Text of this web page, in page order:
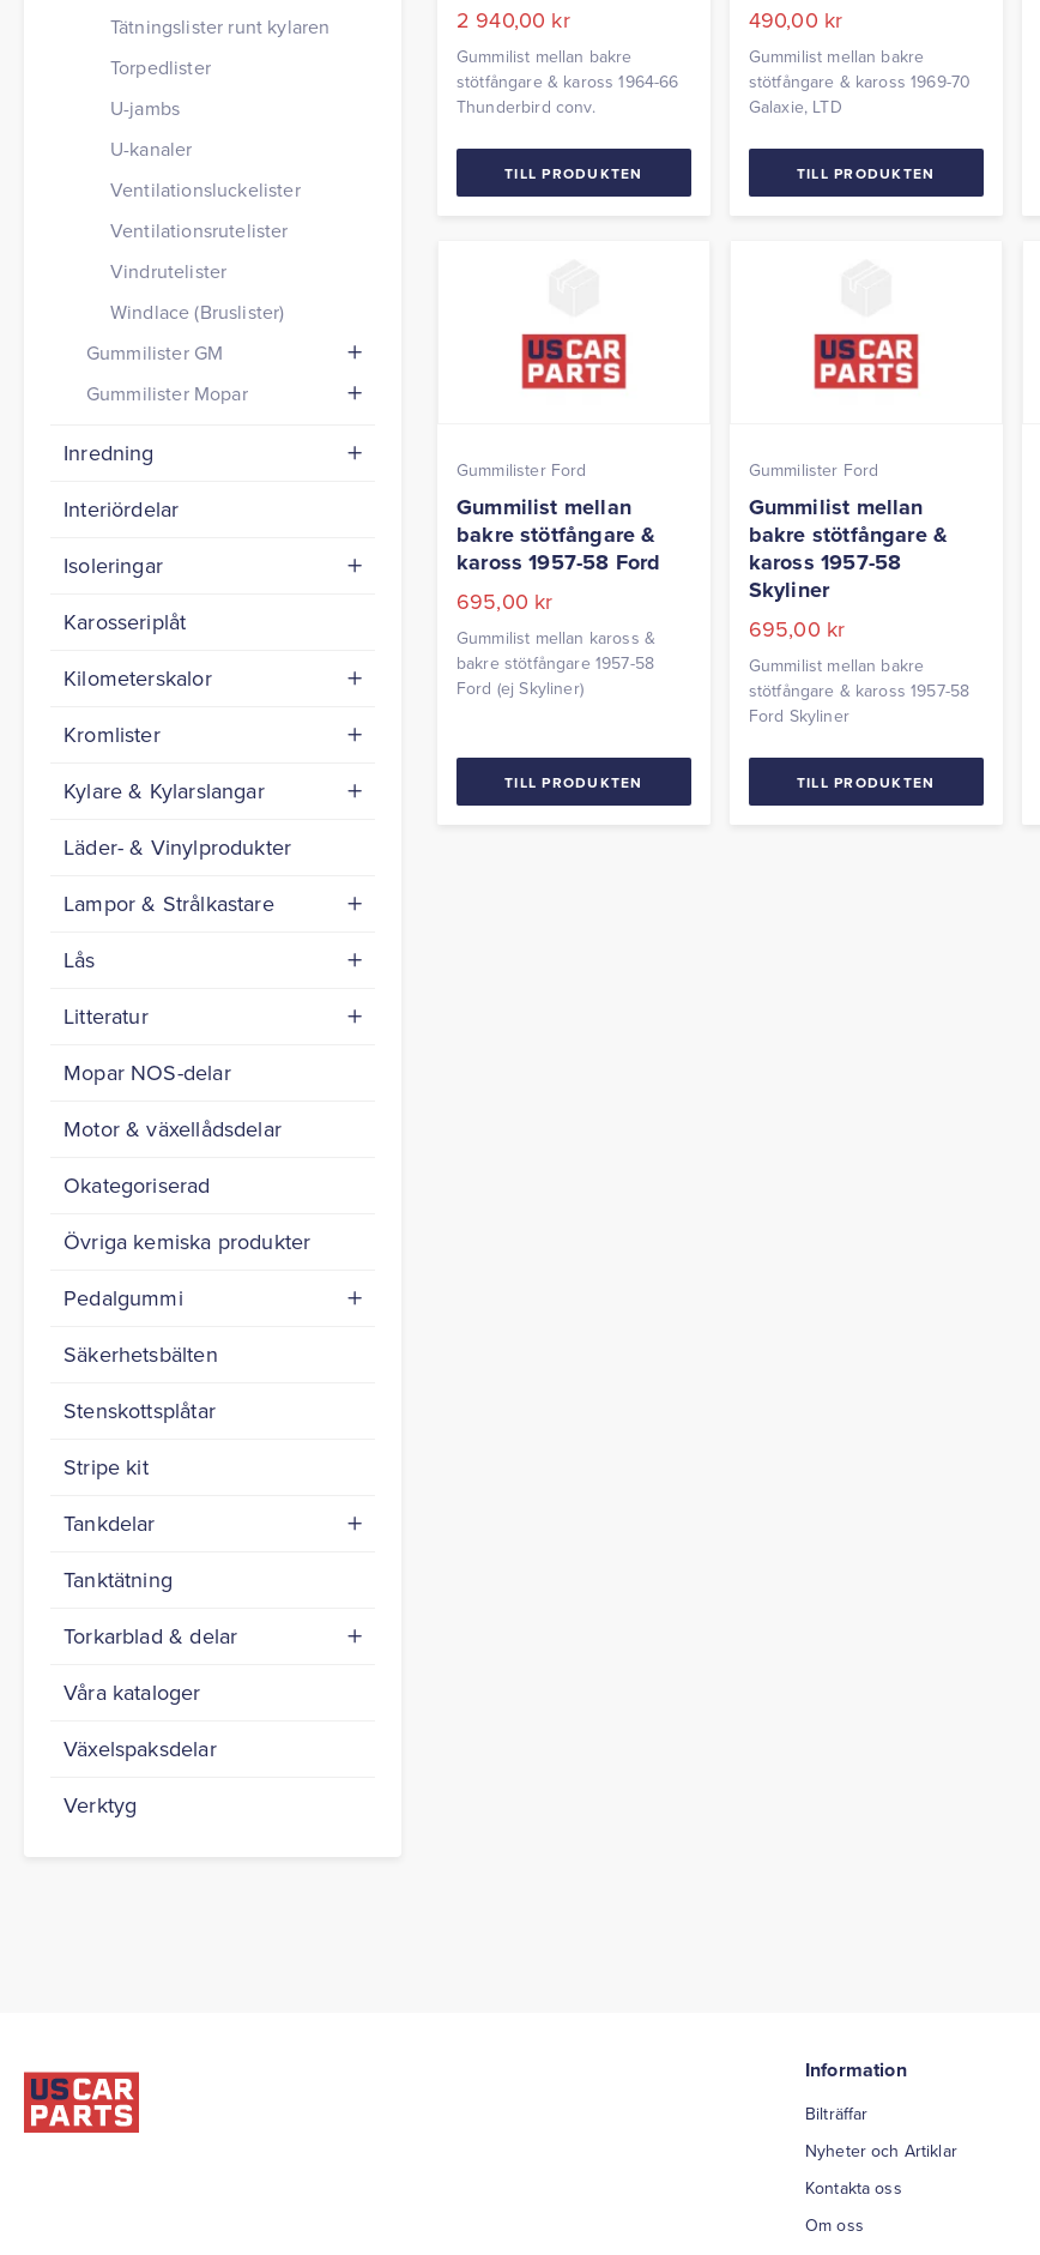
Tätningslister runt kylaren
Torpedlister
U-jambs
U-kanaler
Ventilationsluckelister
Ventilationsrutelister
Vindrutelister
Windlace (Bruslister)
Gummilister GM
Gummilister Mopar
Inredning
Interiördelar
Isoleringar
Karosseriplåt
Kilometerskalor
Kromlister
Kylare & Kylarslangar
Läder- & Vinylprodukter
Lampor & Strålkastare
Lås
Litteratur
Mopar NOS-delar
Motor & växellådsdelar
Okategoriserad
Övriga kemiska produkter
Pedalgummi
Säkerhetsbälten
Stenskottsplåtar
Stripe kit
Tankdelar
Tanktätning
Torkarblad & delar
Våra kataloger
Växelspaksdelar
Verktyg
2 940,00 kr
Gummilist mellan bakre
stötfångare & kaross 1964-66
Thunderbird conv.
TILL PRODUKTEN
490,00 kr
Gummilist mellan bakre
stötfångare & kaross 1969-70
Galaxie, LTD
TILL PRODUKTEN
Gummilister Ford
Gummilist mellan
bakre stötfångare &
kaross 1957-58 Ford
695,00 kr
Gummilist mellan kaross &
bakre stötfångare 1957-58
Ford (ej Skyliner)
TILL PRODUKTEN
Gummilister Ford
Gummilist mellan
bakre stötfångare &
kaross 1957-58
Skyliner
695,00 kr
Gummilist mellan bakre
stötfångare & kaross 1957-58
Ford Skyliner
TILL PRODUKTEN
Information
Bilträffar
Nyheter och Artiklar
Kontakta oss
Om oss